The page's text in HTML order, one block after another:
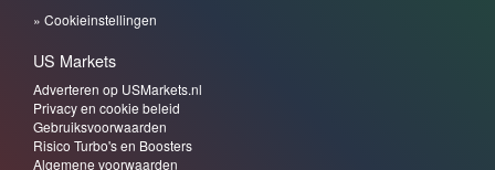
» Cookieinstellingen
US Markets
Adverteren op USMarkets.nl
Privacy en cookie beleid
Gebruiksvoorwaarden
Risico Turbo's en Boosters
Algemene voorwaarden